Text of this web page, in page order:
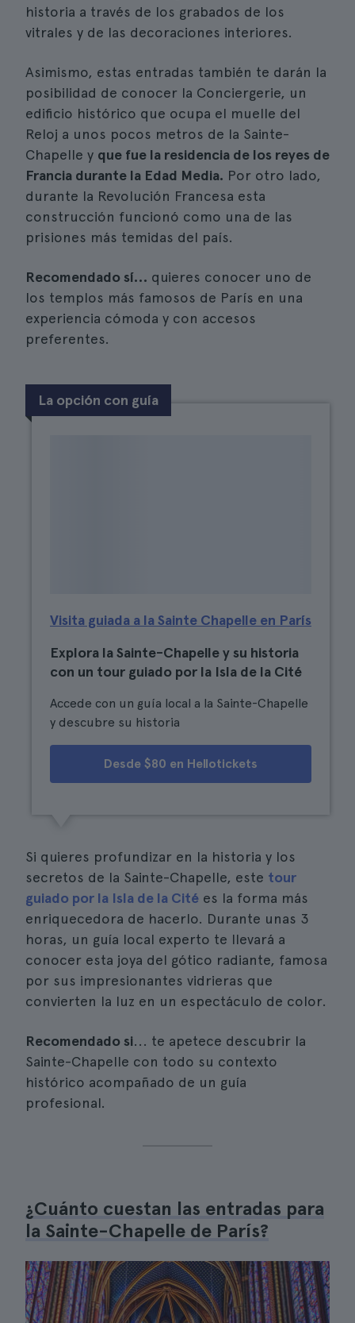
historia a través de los grabados de los
vitrales y de las decoraciones interiores.
Asimismo, estas entradas también te darán la
posibilidad de conocer la Conciergerie, un
edificio histórico que ocupa el muelle del
Reloj a unos pocos metros de la Sainte-
Chapelle y que fue la residencia de los reyes de
Francia durante la Edad Media. Por otro lado,
durante la Revolución Francesa esta
construcción funcionó como una de las
prisiones más temidas del país.
Recomendado sí… quieres conocer uno de
los templos más famosos de París en una
experiencia cómoda y con accesos
preferentes.
La opción con guía
Visita guiada a la Sainte Chapelle en París
Explora la Sainte-Chapelle y su historia
con un tour guiado por la Isla de la Cité
Accede con un guía local a la Sainte-Chapelle
y descubre su historia
Desde $80 en Hellotickets
Si quieres profundizar en la historia y los
secretos de la Sainte-Chapelle, este tour
guiado por la Isla de la Cité es la forma más
enriquecedora de hacerlo. Durante unas 3
horas, un guía local experto te llevará a
conocer esta joya del gótico radiante, famosa
por sus impresionantes vidrieras que
convierten la luz en un espectáculo de color.
Recomendado si... te apetece descubrir la
Sainte-Chapelle con todo su contexto
histórico acompañado de un guía
profesional.
¿Cuánto cuestan las entradas para
la Sainte-Chapelle de París?